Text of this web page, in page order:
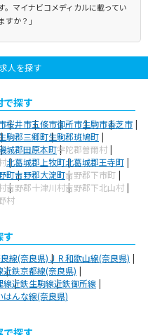
。マイナビコメディカルに載ってい
か？」
人を探す
で探す
桜井市五條市御所市生駒市香芝市
駒郡三郷町生駒郡斑鳩町
城郡田原本町宇陀郡曽爾村
北葛城郡上牧町北葛城郡王寺町
町吉野郡大淀町吉野郡下市町
吉野郡十津川村吉野郡下北山村
村
す
線(奈良県)ＪＲ和歌山線(奈良県)
近鉄京都線(奈良県)
線近鉄生駒線近鉄御所線
はんな線(奈良県)
で探す